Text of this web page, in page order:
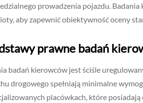
prowadzenia pojazdu.
aby zapewnić obiektywność oceny
prawne badań
badań kierowców jest ściśle
drogowego spełniają minimalne
placówkach, które